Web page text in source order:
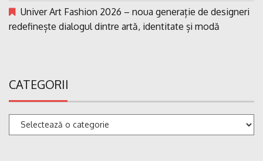
Univer Art Fashion 2026 – noua generație de designeri
redefinește dialogul dintre artă, identitate și modă
CATEGORII
Categorii